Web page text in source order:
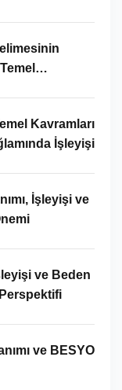
Kavramları
İşleyişi
İşleyişi ve
ve Beden
ve BESYO